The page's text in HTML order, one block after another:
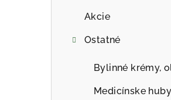
Akcie
Ostatné
Bylinné krémy,
Medicínske